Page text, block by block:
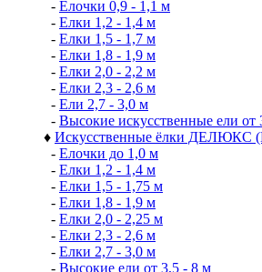
- Елочки 0,9 - 1,1 м
- Елки 1,2 - 1,4 м
- Елки 1,5 - 1,7 м
- Елки 1,8 - 1,9 м
- Елки 2,0 - 2,2 м
- Елки 2,3 - 2,6 м
- Ели 2,7 - 3,0 м
- Высокие искусственные ели от
♦ Искусственные ёлки ДЕЛЮКС
- Елочки до 1,0 м
- Елки 1,2 - 1,4 м
- Елки 1,5 - 1,75 м
- Елки 1,8 - 1,9 м
- Елки 2,0 - 2,25 м
- Елки 2,3 - 2,6 м
- Елки 2,7 - 3,0 м
- Высокие ели от 3,5 - 8 м